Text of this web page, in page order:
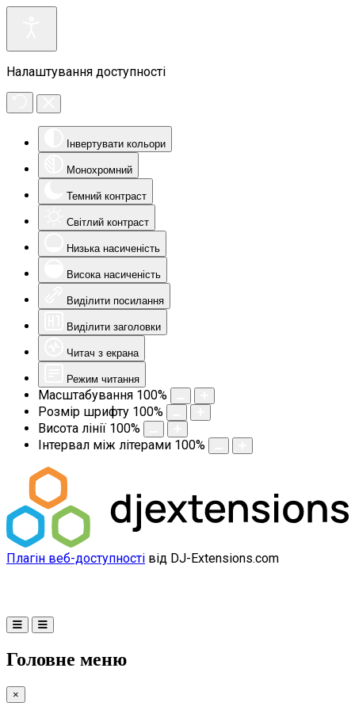
Налаштування доступності
Інвертувати кольори
Монохромний
Темний контраст
Світлий контраст
Низька насиченість
Висока насиченість
Виділити посилання
Виділити заголовки
Читач з екрана
Режим читання
Масштабування 100%
Розмір шрифту 100%
Висота лінії 100%
Інтервал між літерами 100%
Плагін веб-доступності від DJ-Extensions.com
Головне меню
×